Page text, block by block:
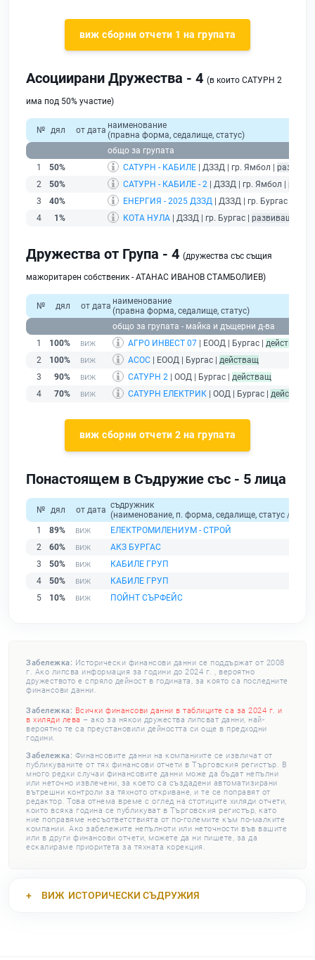
виж сборни отчети 1 на групата
Асоциирани Дружества - 4 (в които САТУРН 2
има под 50% участие)
№ дял от дата наименование
(правна форма, седалище, статус)
общо за групата
1
50% САТУРН - КАБИЛЕ | ДЗЗД | гр. Ямбол |
2
50% САТУРН - КАБИЛЕ - 2 | ДЗЗД | гр. Ямбол |
3
40% ЕНЕРГИЯ - 2025 ДЗЗД | ДЗЗД | гр. Бургас |
4
1% КОТА НУЛА | ДЗЗД | гр. Бургас | развиващ
Дружества от Група - 4 (дружества със същия
мажоритарен собственик - АТАНАС ИВАНОВ СТАМБОЛИЕВ)
№ дял от дата наименование
(правна форма, седалище, статус)
общо за групата - майка и дъщерни д-ва
1
100% АГРО ИНВЕСТ 07 | ЕООД | Бургас | действащ
2
100% АСОС | ЕООД | Бургас | действащ
3
90% САТУРН 2 | ООД | Бургас | действащ
4
70% САТУРН ЕЛЕКТРИК | ООД | Бургас | действащ
виж сборни отчети 2 на групата
Понастоящем в Съдружие със - 5 лица
№ дял от дата съдружник
(наименование, п. форма, седалище, статус /
1
89%
ЕЛЕКТРОМИЛЕНИУМ - СТРОЙ
2
60%
АКЗ БУРГАС
3
50%
КАБИЛЕ ГРУП
4
50%
КАБИЛЕ ГРУП
5
10% ПОЙНТ СЪРФЕЙС
Забележка: Исторически финансови данни се поддържат от 2008
г. Ако липсва информация за години до 2024 г. , вероятно
дружеството е спряло дейност в годината, за която са последните
финансови данни.
Забележка: Всички финансови данни в таблиците са за 2024 г. и
в хиляди лева – ако за някои дружества липсват данни, най-
вероятно те са преустановили дейността си още в предходни
години.
Забележка: Финансовите данни на компаниите се извличат от
публикуваните от тях финансови отчети в Търговския регистър. В
много редки случаи финансовите данни може да бъдат непълни
или неточно извлечени, за което са създадени автоматизирани
вътрешни контроли за тяхното откриване, и те се поправят от
редактор. Това отнема време с оглед на стотиците хиляди отчети,
които всяка година се публикуват в Търговския регистър, като
ние поправяме несъответствията от по-големите към по-малките
компании. Ако забележите непълноти или неточности във вашите
или в други финансови отчети, можете да ни пишете, за да
ескалираме приоритета за тяхната корекция.
ВИЖ ИСТОРИЧЕСКИ СЪДРУЖИЯ